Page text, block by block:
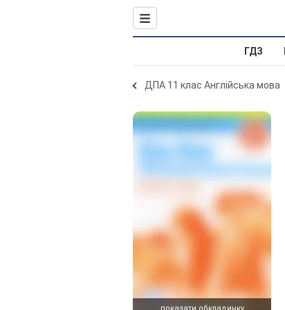
ГДЗ
ДПА 11 клас Англійська мова